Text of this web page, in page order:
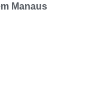
Manaus